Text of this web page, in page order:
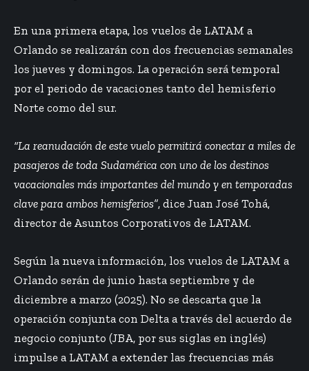
En una primera etapa, los vuelos de LATAM a
Orlando se realizarán con dos frecuencias semanales
los jueves y domingos. La operación será temporal
por el periodo de vacaciones tanto del hemisferio
Norte como del sur.
“La reanudación de este vuelo permitirá conectar a miles de
pasajeros de toda Sudamérica con uno de los destinos
vacacionales más importantes del mundo y en temporadas
clave para ambos hemisferios”, dice Juan José Tohá,
director de Asuntos Corporativos de LATAM.
Según la nueva información, los vuelos de LATAM a
Orlando serán de junio hasta septiembre y de
diciembre a marzo (2025). No se descarta que la
operación conjunta con Delta a través del acuerdo de
negocio conjunto (JBA, por sus siglas en inglés)
impulse a LATAM a extender las frecuencias más